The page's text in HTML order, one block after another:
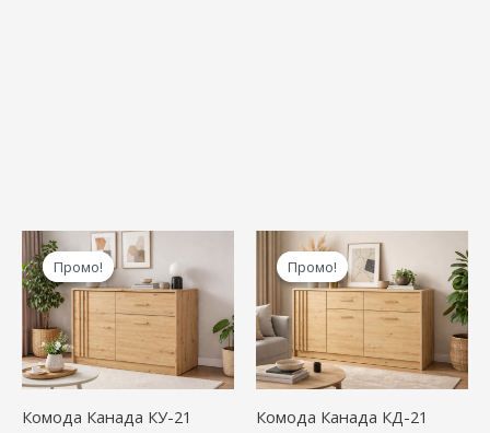
Промо!
Промо!
Комода Канада КУ-21
Original
price
was:
17.375,00 ден.
13.900,00 ден.
Промо!
Промо!
Комода Канада КД-21
Original
price
was:
21.125,00 ден.
is: